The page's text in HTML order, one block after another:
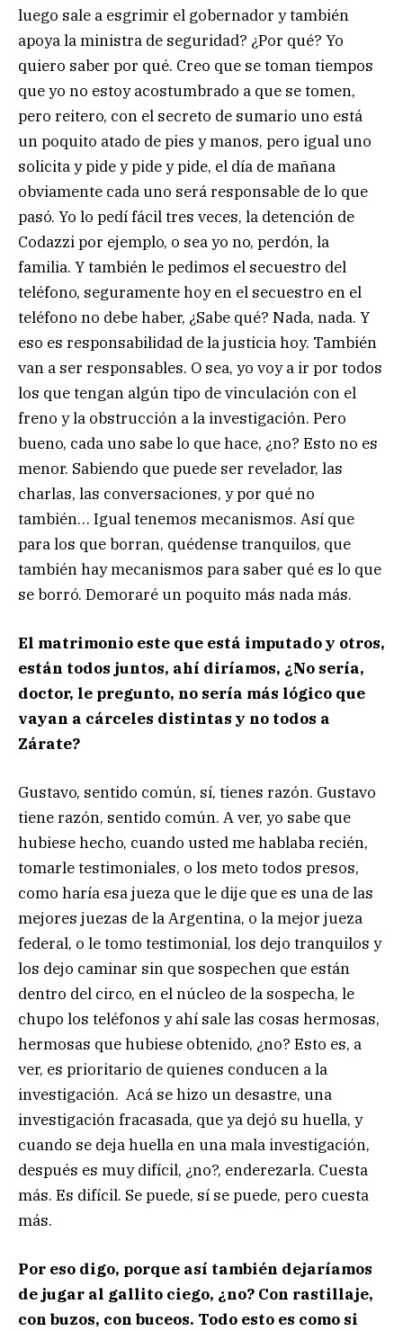
luego sale a esgrimir el gobernador y también
apoya la ministra de seguridad? ¿Por qué? Yo
quiero saber por qué. Creo que se toman tiempos
que yo no estoy acostumbrado a que se tomen,
pero reitero, con el secreto de sumario uno está
un poquito atado de pies y manos, pero igual uno
solicita y pide y pide y pide, el día de mañana
obviamente cada uno será responsable de lo que
pasó. Yo lo pedí fácil tres veces, la detención de
Codazzi por ejemplo, o sea yo no, perdón, la
familia. Y también le pedimos el secuestro del
teléfono, seguramente hoy en el secuestro en el
teléfono no debe haber, ¿Sabe qué? Nada, nada. Y
eso es responsabilidad de la justicia hoy. También
van a ser responsables. O sea, yo voy a ir por todos
los que tengan algún tipo de vinculación con el
freno y la obstrucción a la investigación. Pero
bueno, cada uno sabe lo que hace, ¿no? Esto no es
menor. Sabiendo que puede ser revelador, las
charlas, las conversaciones, y por qué no
también… Igual tenemos mecanismos. Así que
para los que borran, quédense tranquilos, que
también hay mecanismos para saber qué es lo que
se borró. Demoraré un poquito más nada más.
El matrimonio este que está imputado y otros,
están todos juntos, ahí diríamos, ¿No sería,
doctor, le pregunto, no sería más lógico que
vayan a cárceles distintas y no todos a
Zárate?
Gustavo, sentido común, sí, tienes razón. Gustavo
tiene razón, sentido común. A ver, yo sabe que
hubiese hecho, cuando usted me hablaba recién,
tomarle testimoniales, o los meto todos presos,
como haría esa jueza que le dije que es una de las
mejores juezas de la Argentina, o la mejor jueza
federal, o le tomo testimonial, los dejo tranquilos y
los dejo caminar sin que sospechen que están
dentro del circo, en el núcleo de la sospecha, le
chupo los teléfonos y ahí sale las cosas hermosas,
hermosas que hubiese obtenido, ¿no? Esto es, a
ver, es prioritario de quienes conducen a la
investigación. Acá se hizo un desastre, una
investigación fracasada, que ya dejó su huella, y
cuando se deja huella en una mala investigación,
después es muy difícil, ¿no?, enderezarla. Cuesta
más. Es difícil. Se puede, sí se puede, pero cuesta
más.
Por eso digo, porque así también dejaríamos
de jugar al gallito ciego, ¿no? Con rastillaje,
con buzos, con buceos. Todo esto es como si